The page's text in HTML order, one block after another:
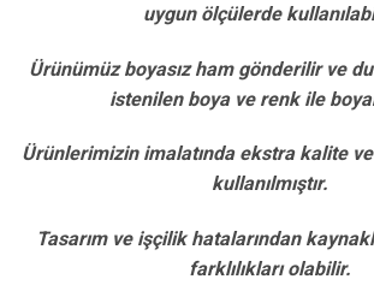
uygun ölçülerde
Ürünümüz boyasız ham gönderilir ve
istenilen boya ve renk ile
Ürünlerimizin imalatında ekstra kalite ve
kullanılmıştır.
Tasarım ve işçilik hatalarından
farklılıkları olabilir.